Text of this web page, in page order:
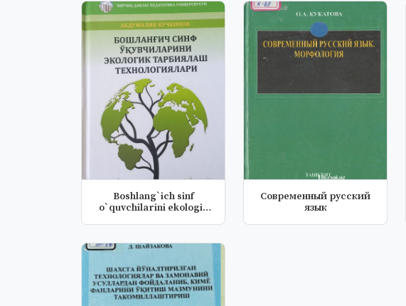
Boshlang`ich sinf
o`quvchilarini ekologik
Современный русский
язык